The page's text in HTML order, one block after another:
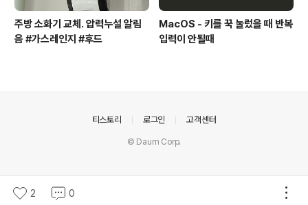
주방 소화기 교체. 압력누설 알림
음 #가스레인지 #후드
MacOS - 키를 꾹 눌렀을 때 반복
입력이 안될때
2 0
티스토리 로그인 고객센터
© Daum Corp.